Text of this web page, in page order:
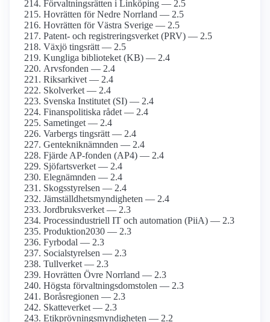
Förvaltningsrätten i Linköping — 2.5
Hovrätten för Nedre Norrland — 2.5
Hovrätten för Västra Sverige — 2.5
Patent- och registrerings­verket (PRV) — 2.5
Växjö tingsrätt — 2.5
Kungliga biblioteket (KB) — 2.4
Arvsfonden — 2.4
Riksarkivet — 2.4
Skolverket — 2.4
Svenska Institutet (SI) — 2.4
Finanspolitiska rådet — 2.4
Sametinget — 2.4
Varbergs tingsrätt — 2.4
Genteknik­nämnden — 2.4
Fjärde AP-fonden (AP4) — 2.4
Sjöfarts­verket — 2.4
Elegnämnden — 2.4
Skogsstyrelsen — 2.4
Jämställdhets­myndigheten — 2.4
Jordbruks­verket — 2.3
Process­industriell IT och automation (PiiA) — 2.3
Produktion2030 — 2.3
Fyrbodal — 2.3
Socialstyrelsen — 2.3
Tullverket — 2.3
Hovrätten Övre Norrland — 2.3
Högsta förvaltnings­domstolen — 2.3
Boråsregionen — 2.3
Skatteverket — 2.3
Etikprövnings­myndigheten — 2.2